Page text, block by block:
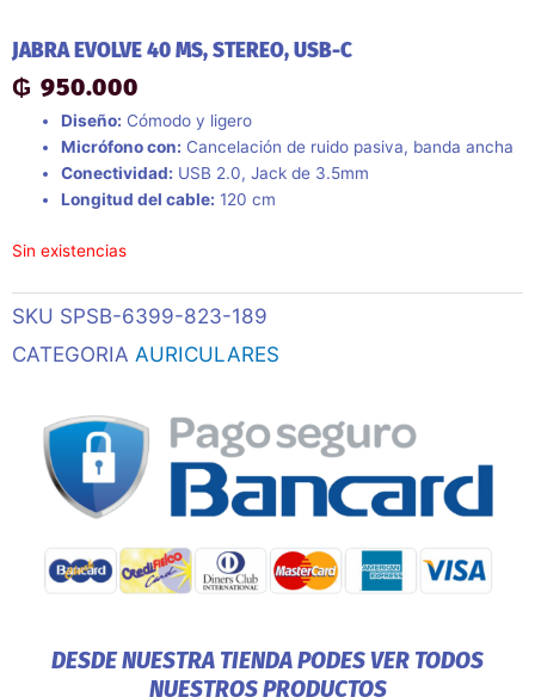
JABRA EVOLVE 40 MS, STEREO, USB-C
₲ 950.000
Diseño: Cómodo y ligero
Micrófono con: Cancelación de ruido pasiva, banda ancha
Conectividad: USB 2.0, Jack de 3.5mm
Longitud del cable: 120 cm
Sin existencias
SKU SPSB-6399-823-189
CATEGORIA AURICULARES
DESDE NUESTRA TIENDA PODES VER TODOS
NUESTROS PRODUCTOS